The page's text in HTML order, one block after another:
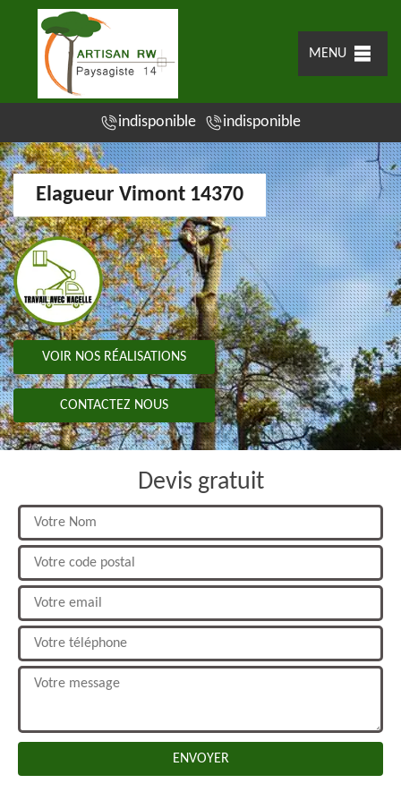
MENU
indisponible indisponible
Elagueur Vimont 14370
VOIR NOS RÉALISATIONS
CONTACTEZ NOUS
Devis gratuit